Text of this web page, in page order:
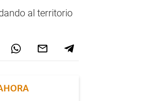
al territorio